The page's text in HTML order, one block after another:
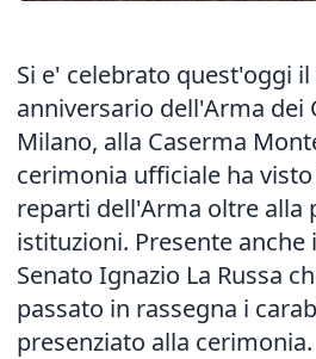
Si e' celebrato quest'oggi
anniversario dell'Arma dei
Milano, alla Caserma
cerimonia ufficiale ha
reparti dell'Arma oltre alla
istituzioni. Presente anche
Senato Ignazio La Russa
passato in rassegna i
presenziato alla cerimonia.